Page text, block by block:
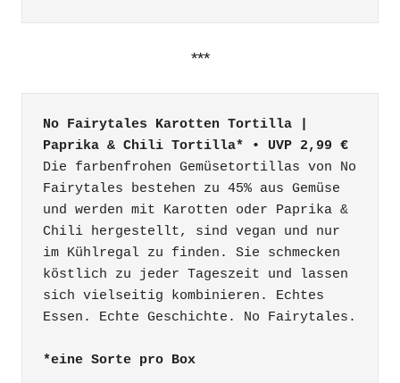
***
No Fairytales Karotten Tortilla |
Paprika & Chili Tortilla* • UVP 2,99 €
Die farbenfrohen Gemüsetortillas von No
Fairytales bestehen zu 45% aus Gemüse
und werden mit Karotten oder Paprika &
Chili hergestellt, sind vegan und nur
im Kühlregal zu finden. Sie schmecken
köstlich zu jeder Tageszeit und lassen
sich vielseitig kombinieren. Echtes
Essen. Echte Geschichte. No Fairytales.
*eine Sorte pro Box